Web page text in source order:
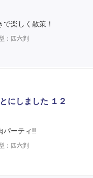
楽しく散策！
：四六判
にしました １２
ーティ!!
：四六判